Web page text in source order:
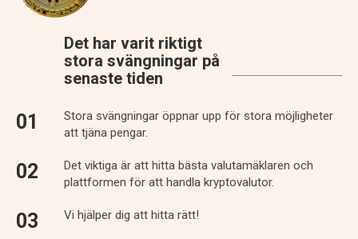
Det har varit riktigt
stora svängningar på
senaste tiden
Stora svängningar öppnar upp för stora möjligheter
att tjäna pengar.
Det viktiga är att hitta bästa valutamäklaren och
plattformen för att handla kryptovalutor.
Vi hjälper dig att hitta rätt!